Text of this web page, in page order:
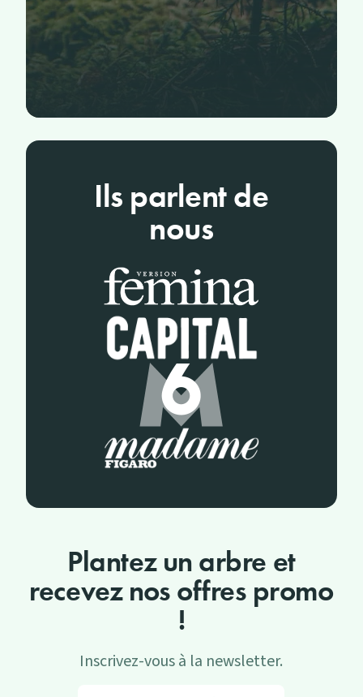
Ils parlent de
nous
Plantez un arbre et
recevez nos offres promo
!
Inscrivez-vous à la newsletter.